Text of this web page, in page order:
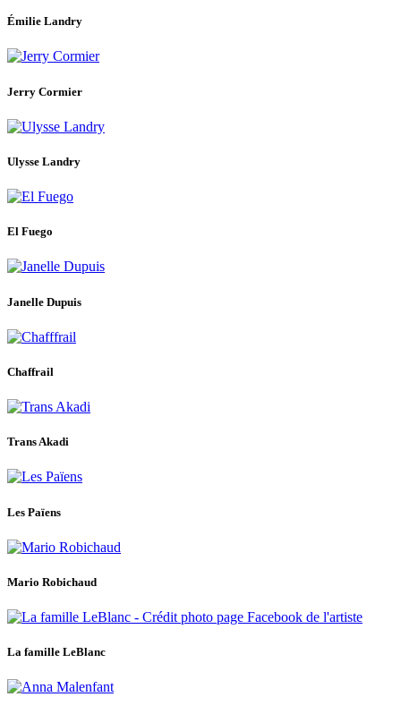
Émilie Landry
Jerry Cormier
Ulysse Landry
El Fuego
Janelle Dupuis
Chaffrail
Trans Akadi
Les Païens
Mario Robichaud
La famille LeBlanc